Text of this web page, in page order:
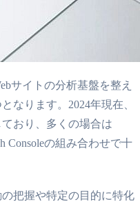
サイトの分析基盤を整え
なります。2024年現在、
おり、多くの場合は
Consoleの組み合わせで十
把握や特定の目的に特化